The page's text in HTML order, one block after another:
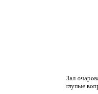
Зал
глупые